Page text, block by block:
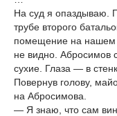
На суд я опаздываю.
трубе второго
помещение на нашем
не видно. Абросимов
сухие. Глаза — в
Повернув голову,
на Абросимова.
— Я знаю, что сам